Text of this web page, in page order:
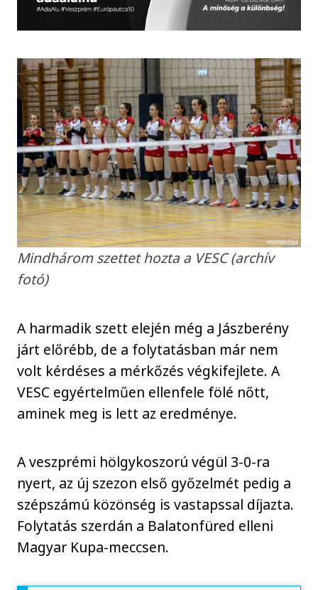
Mindhárom szettet hozta a VESC (archív
fotó)
A harmadik szett elején még a Jászberény
járt előrébb, de a folytatásban már nem
volt kérdéses a mérkőzés végkifejlete. A
VESC egyértelműen ellenfele fölé nőtt,
aminek meg is lett az eredménye.
A veszprémi hölgykoszorú végül 3-0-ra
nyert, az új szezon első győzelmét pedig a
szépszámú közönség is vastapssal díjazta.
Folytatás szerdán a Balatonfüred elleni
Magyar Kupa-meccsen.